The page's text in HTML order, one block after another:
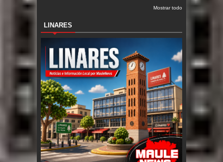
Mostrar todo
LINARES